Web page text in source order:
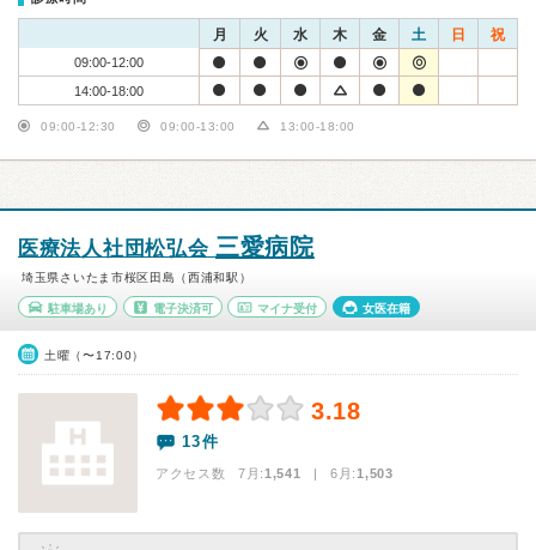
月 火 水 木 金 土 日 祝
09:00-12:00
14:00-18:00
09:00-12:30 09:00-13:00 13:00-18:00
医療法人社団松弘会 三愛病院
埼玉県さいたま市桜区田島（西浦和駅）
駐車場あり 電子決済可 マイナ受付 女医在籍
土曜（〜17:00）
3.18
13件
アクセス数 7月:1,541 | 6月:1,503